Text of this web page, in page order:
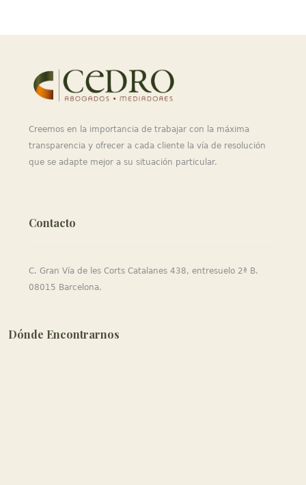
Creemos en la importancia de trabajar con la máxima
transparencia y ofrecer a cada cliente la vía de resolución
que se adapte mejor a su situación particular.
Contacto
C. Gran Vía de les Corts Catalanes 438, entresuelo 2ª B.
08015 Barcelona.
Dónde Encontrarnos